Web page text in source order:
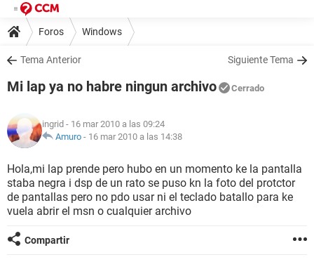
Foros Windows
Tema Anterior Siguiente Tema
Mi lap ya no habre ningun archivo Cerrado
ingrid - 16 mar 2010 a las 09:24
Amuro - 16 mar 2010 a las 14:38
Hola,mi lap prende pero hubo en un momento ke la pantalla
staba negra i dsp de un rato se puso kn la foto del protctor
de pantallas pero no pdo usar ni el teclado batallo para ke
vuela abrir el msn o cualquier archivo
Compartir